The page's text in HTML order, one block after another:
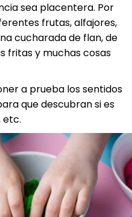
sea placentera. Por
frutas, alfajores,
cucharada de flan, de
fritas y muchas cosas
a prueba los sentidos
que descubran si es
etc.